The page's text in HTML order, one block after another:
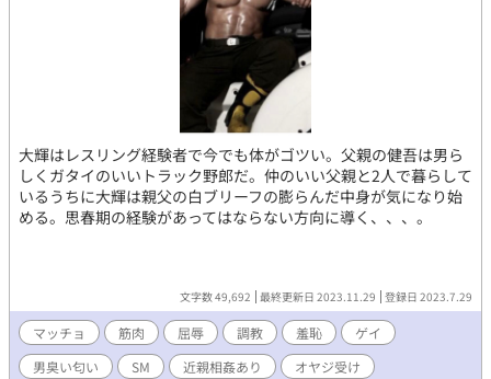
大輝はレスリング経験者で今でも体がゴツい。父親の健吾は男ら
しくガタイのいいトラック野郎だ。仲のいい父親と2人で暮らして
いるうちに大輝は親父の白ブリーフの膨らんだ中身が気になり始
める。思春期の経験があってはならない方向に導く、、、。
文字数 49,692 最終更新日 2023.11.29 登録日 2023.7.29
マッチョ 筋肉 屈辱 調教 羞恥
ゲイ
男臭い匂い
SM 近親相姦あり オヤジ受け